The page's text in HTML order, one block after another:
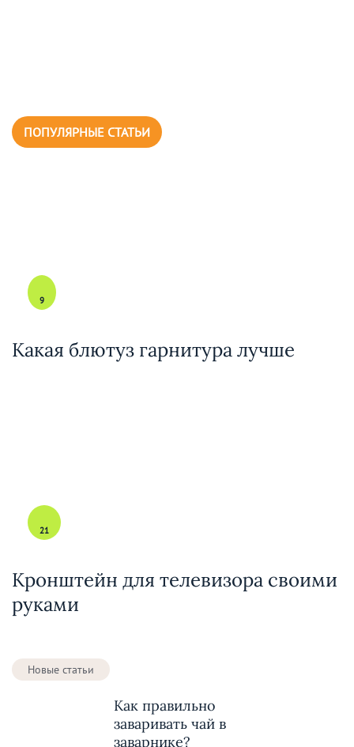
ПОПУЛЯРНЫЕ СТАТЬИ
9
Какая блютуз гарнитура лучше
21
Кронштейн для телевизора своими
руками
Новые статьи
Как правильно
заваривать чай в
заварнике?